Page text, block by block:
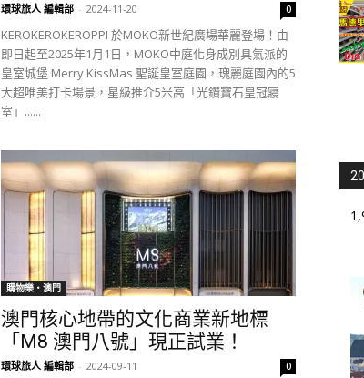
環球旅人 編輯部 - 2024-11-20 0
KEROKEROKEROPPI 於MOKO新世紀廣場華麗登場！由
即日起至2025年1月1日，MOKO中庭化身成別具氣派的
皇室城堡 Merry KissMas 聖誕皇室庭園，瑰麗庭園內的5
大超唯美打卡場景，星級推介5米高「光鑽寶石皇冠寢
室」......
購物樂‧澳門
澳門核心地帶的文化商業新地標
「M8 澳門八號」現正試業！
環球旅人 編輯部 - 2024-09-11 0